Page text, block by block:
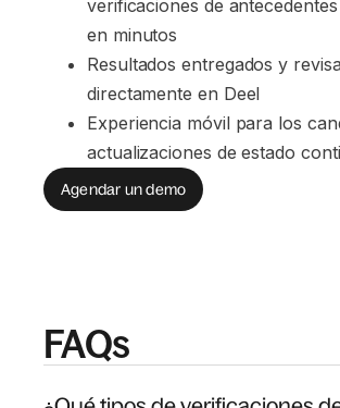
verificaciones de
en minutos
Resultados entregados y
directamente en Deel
Experiencia móvil para los
actualizaciones de estado
Agendar un demo
FAQs